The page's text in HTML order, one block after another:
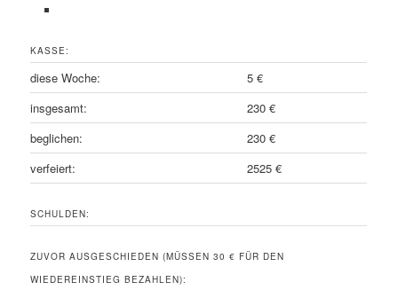
KASSE:
diese Woche:
5 €
insgesamt:
230 €
beglichen:
230 €
verfeiert:
2525 €
SCHULDEN:
ZUVOR AUSGESCHIEDEN (MÜSSEN 30 € FÜR DEN
WIEDEREINSTIEG BEZAHLEN):